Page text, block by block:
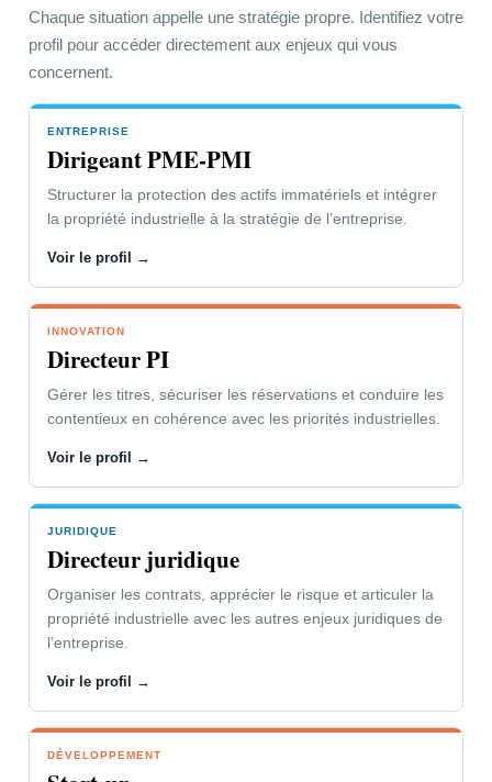
Créateur-Inventeur
Choisir la bonne protection et
organiser les actions utiles.
Dirigeant PME-PMI
Accéder à la page “Vous êtes” →
VOTRE PROBLÉMATIQUE
L’innovation soutient vos parts de
marché et la dynamique de l’entreprise.
Vous devez faire respecter vos droits ou
combattre ceux de vos concurrents.
NOTRE CONCOURS
votre organisation et à vos
œuvre des stratégies.
Chaque situation appelle une stratégie propre. Identifiez votre
profil pour accéder directement aux enjeux qui vous
concernent.
ENTREPRISE
Dirigeant PME-PMI
Structurer la protection des actifs immatériels et intégrer
la propriété industrielle à la stratégie de l’entreprise.
Voir le profil →
INNOVATION
Directeur PI
Gérer les titres, sécuriser les réservations et conduire les
contentieux en cohérence avec les priorités industrielles.
Voir le profil →
JURIDIQUE
Directeur juridique
Organiser les contrats, apprécier le risque et articuler la
propriété industrielle avec les autres enjeux juridiques de
l’entreprise.
Voir le profil →
DÉVELOPPEMENT